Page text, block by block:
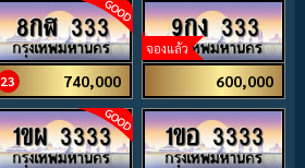
8กฬ 333
23 740,000
9กง 333
จองแล้ว
600,000
1ขผ 3333 1ขอ 3333